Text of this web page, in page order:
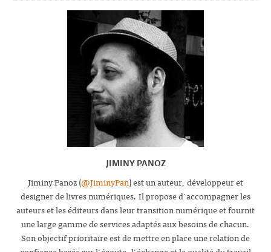
JIMINY PANOZ
Jiminy Panoz (@JiminyPan) est un auteur, développeur et
designer de livres numériques. Il propose d'accompagner les
auteurs et les éditeurs dans leur transition numérique et fournit
une large gamme de services adaptés aux besoins de chacun.
Son objectif prioritaire est de mettre en place une relation de